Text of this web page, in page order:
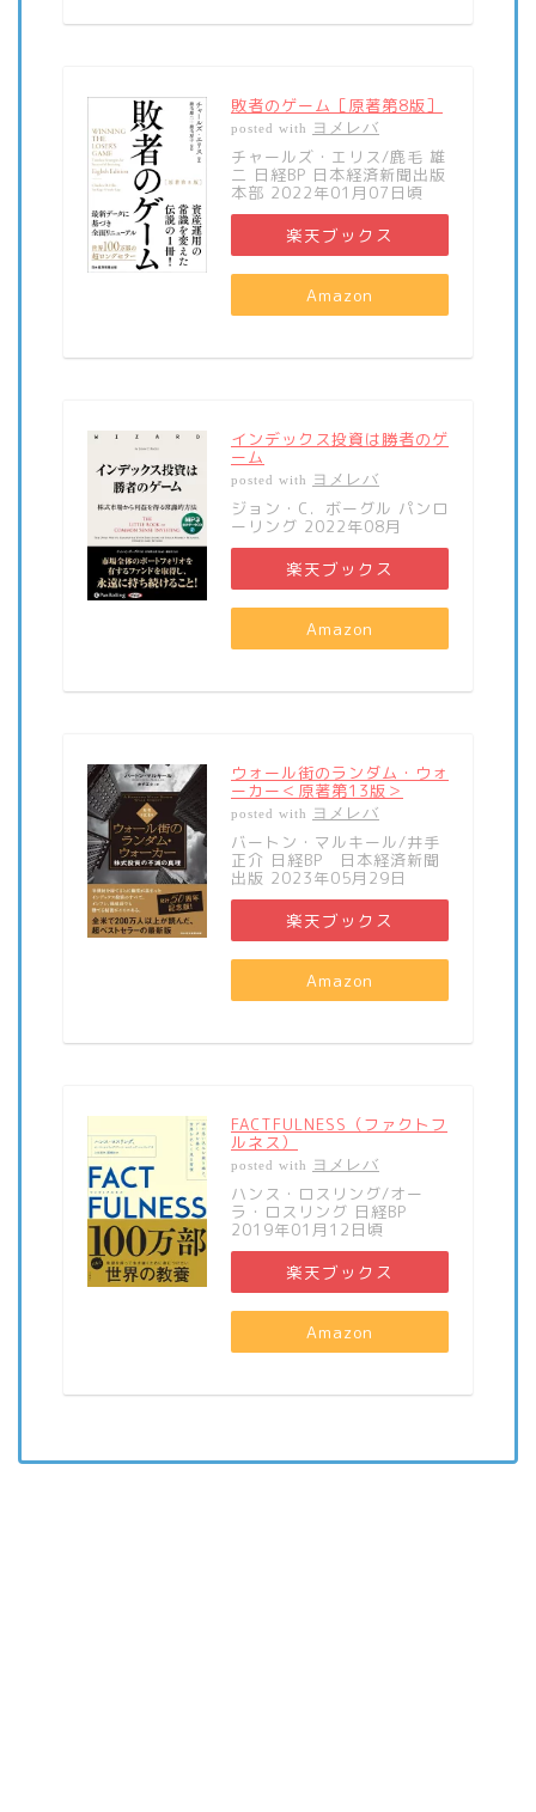
敗者のゲーム［原著第8版］
posted with ヨメレバ
チャールズ・エリス/鹿毛 雄
二 日経BP 日本経済新聞出版
本部 2022年01月07日頃
楽天ブックス
Amazon
インデックス投資は勝者のゲ
ーム
posted with ヨメレバ
ジョン・C．ボーグル パンロ
ーリング 2022年08月
楽天ブックス
Amazon
ウォール街のランダム・ウォ
ーカー＜原著第13版＞
posted with ヨメレバ
バートン・マルキール/井手
正介 日経BP 日本経済新聞
出版 2023年05月29日
楽天ブックス
Amazon
FACTFULNESS（ファクトフ
ルネス）
posted with ヨメレバ
ハンス・ロスリング/オー
ラ・ロスリング 日経BP
2019年01月12日頃
楽天ブックス
Amazon